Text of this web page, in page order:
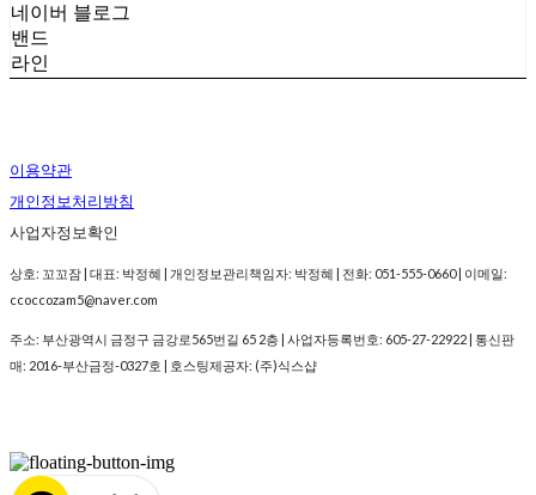
네이버 블로그
밴드
라인
이용약관
개인정보처리방침
사업자정보확인
상호: 꼬꼬잠 | 대표: 박정혜 | 개인정보관리책임자: 박정혜 | 전화: 051-555-0660 | 이메일:
ccoccozam5@naver.com
주소: 부산광역시 금정구 금강로565번길 65 2층 | 사업자등록번호: 605-27-22922 | 통신판
매: 2016-부산금정-0327호 | 호스팅제공자: (주)식스샵